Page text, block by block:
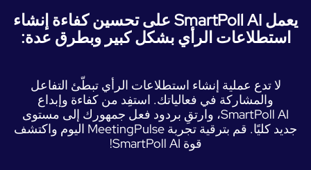
يعمل SmartPoll AI على تحسين كفاءة إنشاء
الرأي بشكل كبير وبطرق عدة:
لا تدع عملية إنشاء استطلاعات الرأي تبطّئ التفاعل
والمشاركة في فعالياتك. استفِد من كفاءة وإبداع
SmartPoll AI، وارتقِ بردود فعل جمهورك إلى مستوى
جديد كليًا. قم بترقية تجربة MeetingPulse اليوم واكتشف